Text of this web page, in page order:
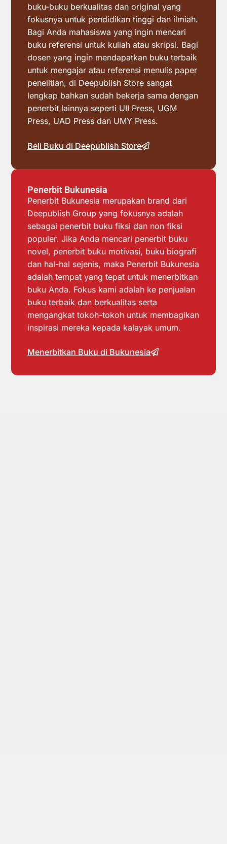
buku-buku berkualitas dan original yang
fokusnya untuk pendidikan tinggi dan ilmiah.
Bagi Anda mahasiswa yang ingin mencari
buku referensi untuk kuliah atau skripsi. Bagi
dosen yang ingin mendapatkan buku terbaik
untuk mengajar atau referensi menulis paper
penelitian, di Deepublish Store sangat
lengkap bahkan sudah bekerja sama dengan
penerbit lainnya seperti UII Press, UGM
Press, UAD Press dan UMY Press.
Beli Buku di Deepublish Store
Penerbit Bukunesia
Penerbit Bukunesia merupakan brand dari
Deepublish Group yang fokusnya adalah
sebagai penerbit buku fiksi dan non fiksi
populer. Jika Anda mencari penerbit buku
novel, penerbit buku motivasi, buku biografi
dan hal-hal sejenis, maka Penerbit Bukunesia
adalah tempat yang tepat untuk menerbitkan
buku Anda. Fokus kami adalah ke penjualan
buku terbaik dan berkualitas serta
mengangkat tokoh-tokoh untuk membagikan
inspirasi mereka kepada kalayak umum.
Menerbitkan Buku di Bukunesia